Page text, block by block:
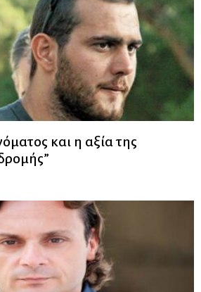
και η αξία της